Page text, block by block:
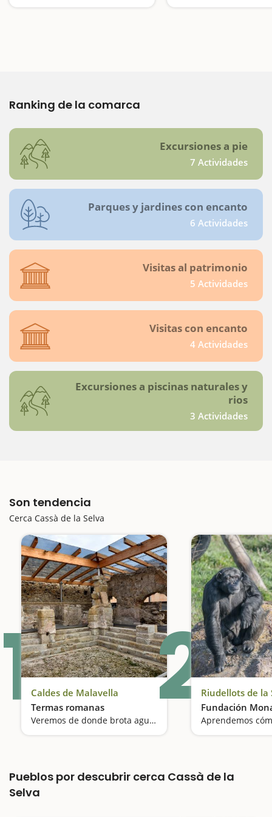
Ranking de la comarca
Excursiones a pie
7 Actividades
Parques y jardines con encanto
6 Actividades
Visitas al patrimonio
5 Actividades
Visitas con encanto
4 Actividades
Excursiones a piscinas naturales y
rios
3 Actividades
Son tendencia
Cerca Cassà de la Selva
1 Caldes de Malavella
Termas romanas
Veremos de donde brota agua curativa desde la época de los romanos2Riudellots de la
Fundación
Pueblos por descubrir cerca Cassà de la
Selva